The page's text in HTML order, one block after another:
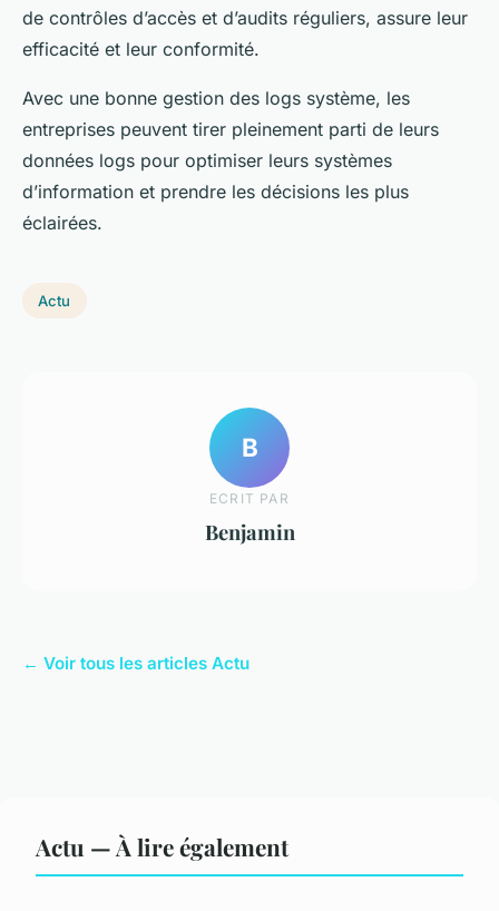
de contrôles d’accès et d’audits réguliers, assure leur
efficacité et leur conformité.
Avec une bonne gestion des logs système, les
entreprises peuvent tirer pleinement parti de leurs
données logs pour optimiser leurs systèmes
d’information et prendre les décisions les plus
éclairées.
Actu
B
ECRIT PAR
Benjamin
← Voir tous les articles Actu
Actu — À lire également